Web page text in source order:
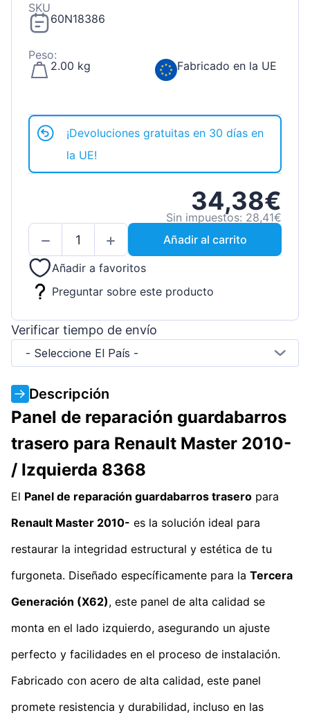
SKU
60N18386
Peso:
2.00 kg
Fabricado en la UE
¡Devoluciones gratuitas en 30 días en
la UE!
34,38€
Sin impuestos: 28,41€
Añadir al carrito
Añadir a favoritos
Preguntar sobre este producto
Verificar tiempo de envío
- Seleccione El País -
Descripción
Panel de reparación guardabarros
trasero para Renault Master 2010-
/ Izquierda 8368
El Panel de reparación guardabarros trasero para
Renault Master 2010- es la solución ideal para
restaurar la integridad estructural y estética de tu
furgoneta. Diseñado específicamente para la Tercera
Generación (X62), este panel de alta calidad se
monta en el lado izquierdo, asegurando un ajuste
perfecto y facilidades en el proceso de instalación.
Fabricado con acero de alta calidad, este panel
promete resistencia y durabilidad, incluso en las